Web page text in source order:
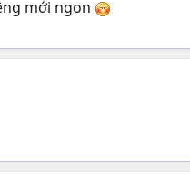
mới ngon